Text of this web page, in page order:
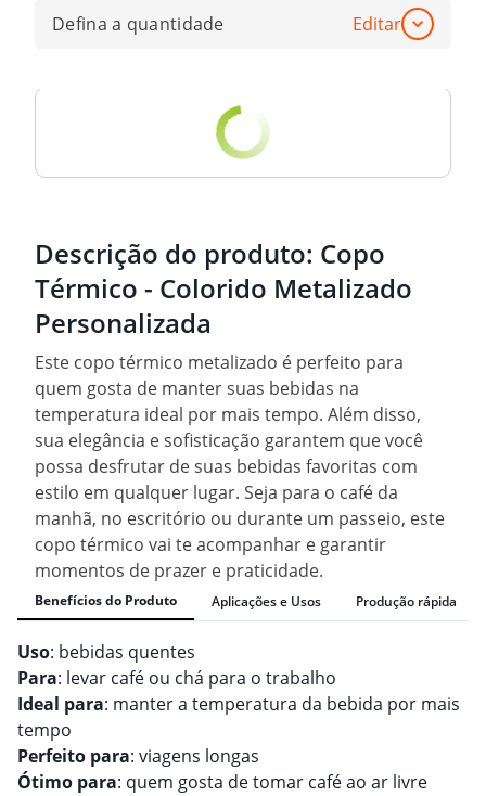
Defina a quantidade Editar
Descrição do produto: Copo
Térmico - Colorido Metalizado
Personalizada
Este copo térmico metalizado é perfeito para
quem gosta de manter suas bebidas na
temperatura ideal por mais tempo. Além disso,
sua elegância e sofisticação garantem que você
possa desfrutar de suas bebidas favoritas com
estilo em qualquer lugar. Seja para o café da
manhã, no escritório ou durante um passeio, este
copo térmico vai te acompanhar e garantir
momentos de prazer e praticidade.
Benefícios do Produto Aplicações e Usos Produção rápida
Uso: bebidas quentes
Para: levar café ou chá para o trabalho
Ideal para: manter a temperatura da bebida por mais
tempo
Perfeito para: viagens longas
Ótimo para: quem gosta de tomar café ao ar livre